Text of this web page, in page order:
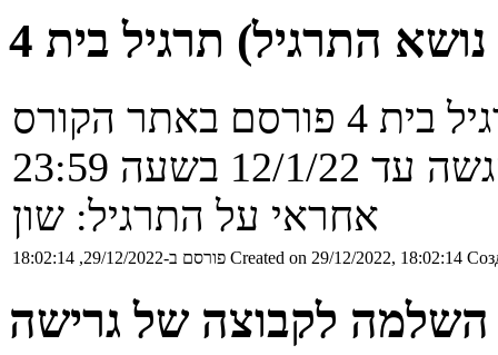
12/1/22 בשעה 23:59
אחראי על התרגיל: שון
פורסם ב-29/12/2022, 18:02:14 Created on 29/12/2022, 18:02:14
השלמה לקבוצה של גרישה